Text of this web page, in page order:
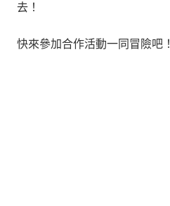
去！
快來參加合作活動一同冒險吧！